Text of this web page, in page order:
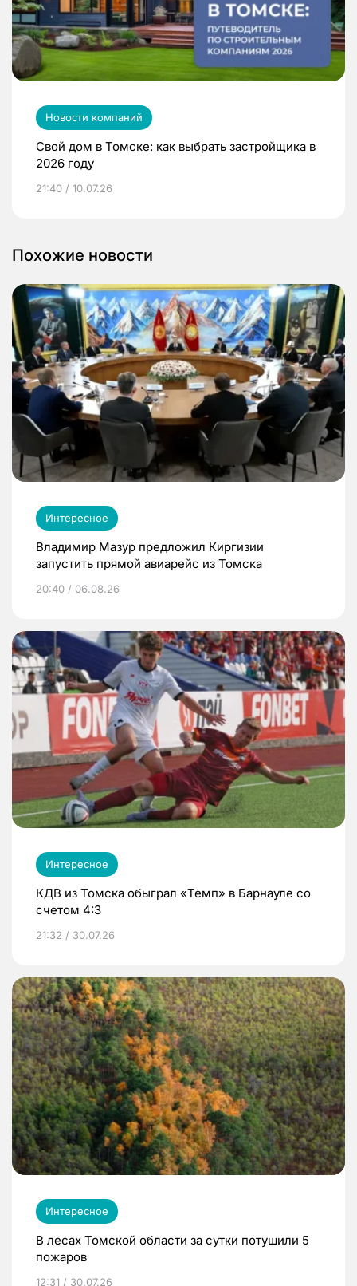
Новости компаний
Свой дом в Томске: как выбрать застройщика в
2026 году
21:40 / 10.07.26
Похожие новости
Интересное
Владимир Мазур предложил Киргизии
запустить прямой авиарейс из Томска
20:40 / 06.08.26
Интересное
КДВ из Томска обыграл «Темп» в Барнауле со
счетом 4:3
21:32 / 30.07.26
Интересное
В лесах Томской области за сутки потушили 5
пожаров
12:31 / 30.07.26